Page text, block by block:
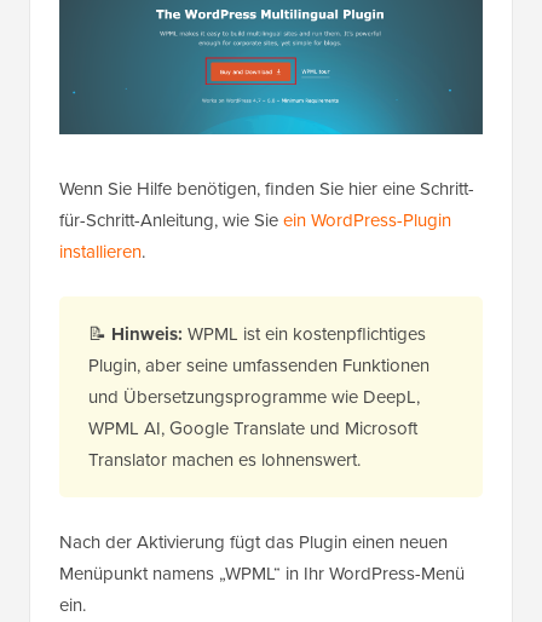
Wenn Sie Hilfe benötigen, finden Sie hier eine Schritt-
für-Schritt-Anleitung, wie Sieein WordPress-Plugin
installieren.
📝 Hinweis: WPML ist ein kostenpflichtiges
Plugin, aber seine umfassenden Funktionen
und Übersetzungsprogramme wie DeepL,
WPML AI, Google Translate und Microsoft
Translator machen es lohnenswert.
Nach der Aktivierung fügt das Plugin einen neuen
Menüpunkt namens „WPML“ in Ihr WordPress-Menü
ein.